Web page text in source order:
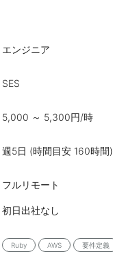
エンジニア
SES
5,000 ～ 5,300円/時
週5日 (時間目安 160時間)
フルリモート
初日出社なし
Ruby AWS 要件定義